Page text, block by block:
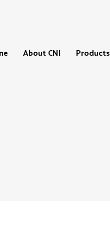
About CNI Products